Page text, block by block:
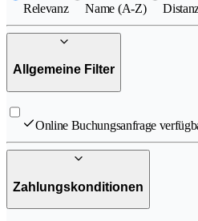
Relevanz Name (A-Z)
Allgemeine Filter
Online Buchungsanfrage
Zahlungskonditionen